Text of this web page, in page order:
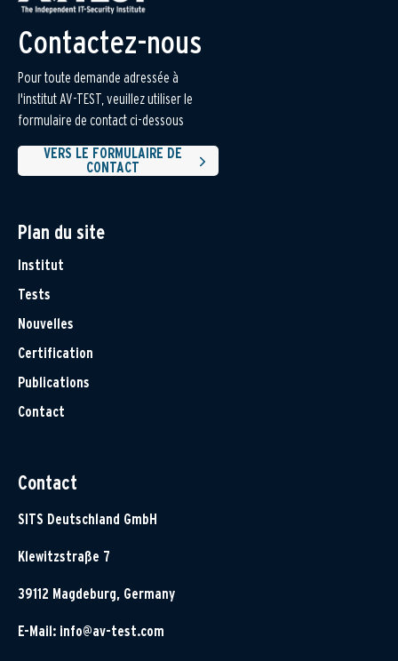
Contactez-nous
Pour toute demande adressée à
l'institut AV-TEST, veuillez utiliser le
formulaire de contact ci-dessous
VERS LE FORMULAIRE DE
CONTACT
Plan du site
Institut
Tests
Nouvelles
Certification
Publications
Contact
Contact
SITS Deutschland GmbH
Klewitzstraße 7
39112 Magdeburg, Germany
E-Mail: info@av-test.com